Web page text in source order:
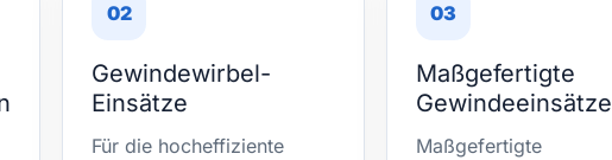
02
Gewindewirbel-
Einsätze
Für die hocheffiziente
03
Maßgefertigte
Gewindeeinsätze
Maßgefertigte